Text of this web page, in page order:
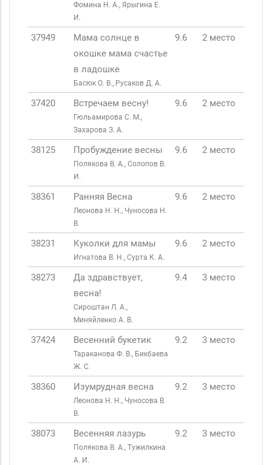
Фомина Н. А., Ярыгина Е.
И.
37949
Мама солнце в
окошке мама счастье
в ладошке
Басюк О. В., Русаков Д. А.
9.6 2 место
37420 Встречаем весну!
Гюльамирова С. М.,
Захарова З. А.
9.6 2 место
38125 Пробуждение весны
Полякова В. А., Солопов В.
И.
9.6 2 место
38361 Ранняя Весна
Леонова Н. Н., Чуносова Н.
В.
9.6 2 место
38231 Куколки для мамы
Игнатова В. Н., Сурта К. А.
9.6 2 место
38273
Да здравствует,
весна!
Сироштан Л. А.,
Миняйленко А. В.
9.4 3 место
37424 Весенний букетик
Тараканова Ф. В., Бикбаева
Ж. С.
9.2 3 место
38360 Изумрудная весна
Леонова Н. Н., Чуносова В.
В.
9.2 3 место
38073 Весенняя лазурь
Полякова В. А., Тужилкина
А. И.
9.2 3 место